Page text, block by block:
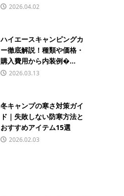
2026.04.02
ハイエースキャンピングカ
ー徹底解説！種類や価格・
購入費用から内装例�...
2026.03.13
冬キャンプの寒さ対策ガイ
ド｜失敗しない防寒方法と
おすすめアイテム15選
2026.02.03